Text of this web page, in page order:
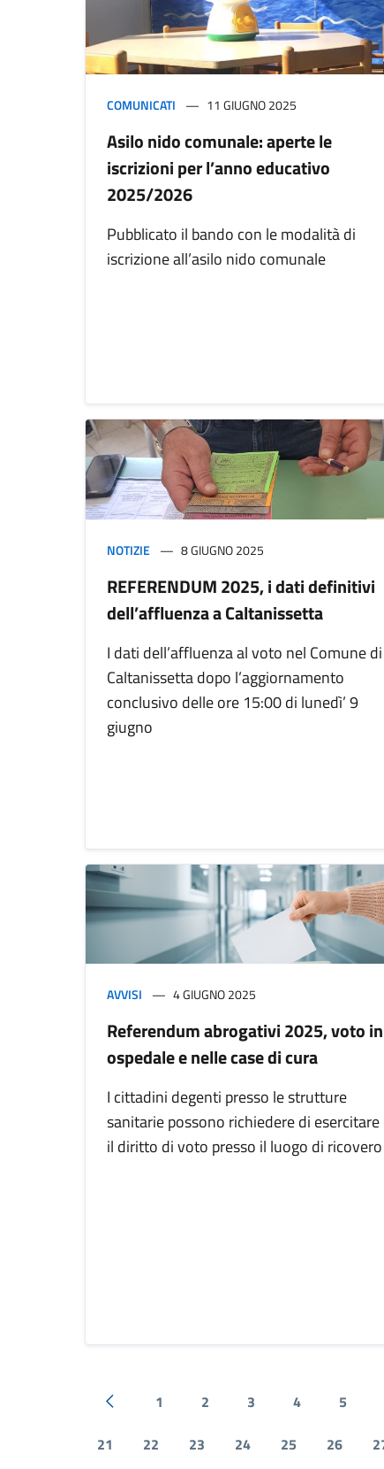
COMUNICATI 11 GIUGNO 2025
Asilo nido comunale: aperte le
iscrizioni per l’anno educativo
2025/2026
Pubblicato il bando con le modalità di
iscrizione all’asilo nido comunale
NOTIZIE 8 GIUGNO 2025
REFERENDUM 2025, i dati definitivi
dell’affluenza a Caltanissetta
I dati dell’affluenza al voto nel Comune di
Caltanissetta dopo l’aggiornamento
conclusivo delle ore 15:00 di lunedì’ 9
giugno
AVVISI 4 GIUGNO 2025
Referendum abrogativi 2025, voto in
ospedale e nelle case di cura
I cittadini degenti presso le strutture
sanitarie possono richiedere di esercitare
il diritto di voto presso il luogo di ricovero
Pagina precedente
1 2 3 4 5
21
22 23 24 25 26